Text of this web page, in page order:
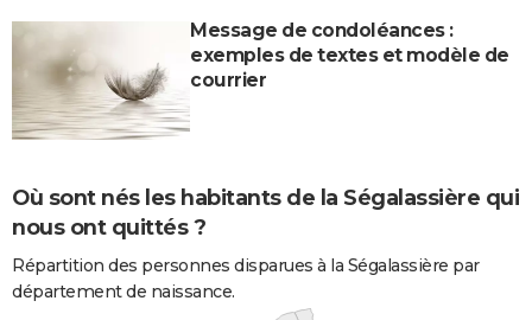
Message de condoléances :
exemples de textes et modèle de
courrier
Où sont nés les habitants de la Ségalassière qui
nous ont quittés ?
Répartition des personnes disparues à la Ségalassière par
département de naissance.